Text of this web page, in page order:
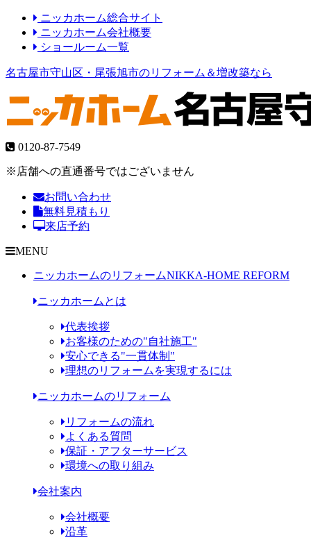
ニッカホーム総合サイト
ニッカホーム会社概要
ショールーム一覧
名古屋市守山区・尾張旭市のリフォーム＆増改築なら
0120-87-7549
※店舗への直通番号ではございません
お問い合わせ
無料見積もり
来店予約
MENU
ニッカホームのリフォームNIKKA-HOME REFORM
ニッカホームとは
代表挨拶
お客様のための"自社施工"
安心できる"一貫体制"
理想のリフォームを実現するには
ニッカホームのリフォーム
リフォームの流れ
よくある質問
保証・アフターサービス
環境への取り組み
会社案内
会社概要
沿革